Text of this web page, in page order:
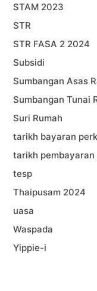
STAM 2023
STR
STR FASA 2 2024
Subsidi
Sumbangan Asas
Sumbangan Tunai
Suri Rumah
tarikh bayaran
tarikh pembayaran
tesp
Thaipusam 2024
uasa
Waspada
Yippie-i